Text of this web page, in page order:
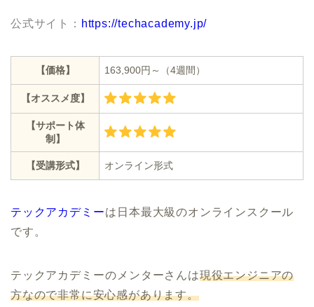
公式サイト： https://techacademy.jp/
【価格】 163,900円～（4週間）
【オススメ度】
【サポート体
制】
【受講形式】 オンライン形式
テックアカデミーは日本最大級のオンラインスクール
です。
テックアカデミーのメンターさんは現役エンジニアの
方なので非常に安心感があります。